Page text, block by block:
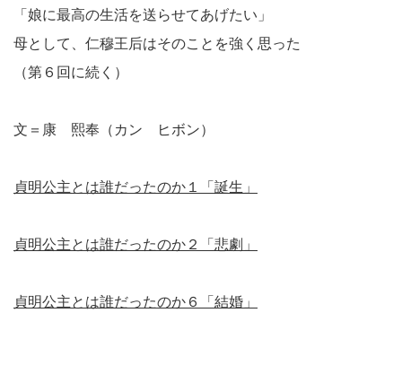
「娘に最高の生活を送らせてあげたい」
母として、仁穆王后はそのことを強く思った
（第６回に続く）
文＝康 熙奉（カン ヒボン）
貞明公主とは誰だったのか１「誕生」
貞明公主とは誰だったのか２「悲劇」
貞明公主とは誰だったのか６「結婚」